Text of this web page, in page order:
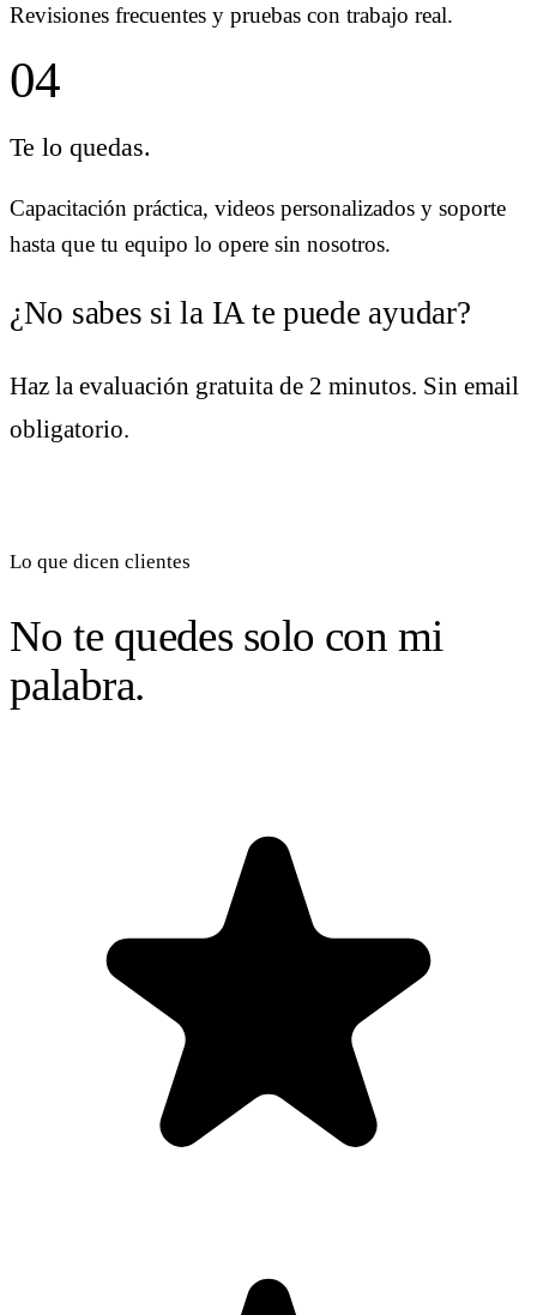
Revisiones frecuentes y pruebas con trabajo real.
04
Te lo quedas.
Capacitación práctica, videos personalizados y soporte
hasta que tu equipo lo opere sin nosotros.
¿No sabes si la IA te puede ayudar?
Haz la evaluación gratuita de 2 minutos. Sin email
obligatorio.
Lo que dicen clientes
No te quedes solo con mi
palabra.